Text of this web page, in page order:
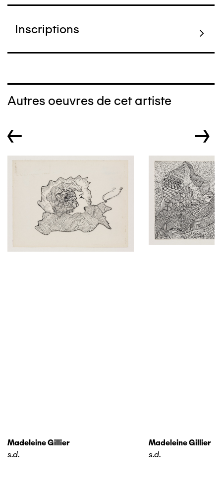
Inscriptions
Autres oeuvres de cet artiste
← →
Madeleine Gillier
s.d.
Madeleine Gillier
s.d.